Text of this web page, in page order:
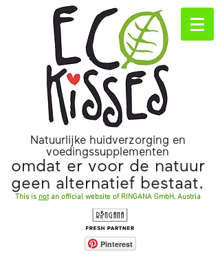
Natuurlijke huidverzorging en
voedingssupplementen
omdat er voor de natuur
geen alternatief bestaat.
This is notan official website of RINGANA GmbH, Austria
Pinterest